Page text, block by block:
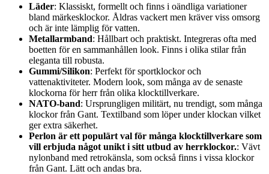
Läder: Klassiskt, formellt och finns i oändliga variationer
bland märkesklockor. Åldras vackert men kräver viss omsorg
och är inte lämplig för vatten.
Metallarmband: Hållbart och praktiskt. Integreras ofta med
boetten för en sammanhållen look. Finns i olika stilar från
eleganta till robusta.
Gummi/Silikon: Perfekt för sportklockor och
vattenaktiviteter. Modern look, som många av de senaste
klockorna för herr från olika klocktillverkare.
NATO-band: Ursprungligen militärt, nu trendigt, som många
klockor från Gant. Textilband som löper under klockan vilket
ger extra säkerhet.
Perlon är ett populärt val för många klocktillverkare som
vill erbjuda något unikt i sitt utbud av herrklockor.: Vävt
nylonband med retrokänsla, som också finns i vissa klockor
från Gant. Lätt och andas bra.